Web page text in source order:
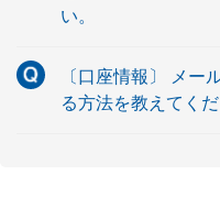
い。
〔口座情報〕 メー
る方法を教えてくだ